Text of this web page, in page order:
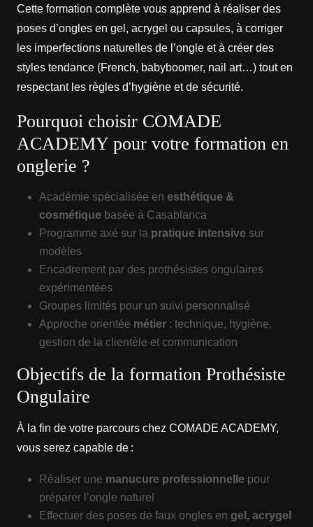
Cette formation complète vous apprend à réaliser des
poses d’ongles en gel, acrygel ou capsules, à corriger
les imperfections naturelles de l’ongle et à créer des
styles tendance (French, babyboomer, nail art…) tout en
respectant les règles d’hygiène et de sécurité.
Pourquoi choisir COMADE
ACADEMY pour votre formation en
onglerie ?
Académie spécialisée en esthétique &
cosmétique basée à Casablanca
Programme axé sur la pratique intensive sur
modèles
Encadrement par des prothésistes ongulaires
expérimentées
Groupes limités pour un suivi personnalisé
Approche orientée métier : technique, hygiène,
gestion de la clientèle et communication
Objectifs de la formation Prothésiste
Ongulaire
À la fin de votre parcours chez COMADE ACADEMY,
vous serez capable de :
Réaliser une manucure professionnelle pour
préparer l’ongle naturel
Effectuer des poses de faux ongles en gel, acrygel